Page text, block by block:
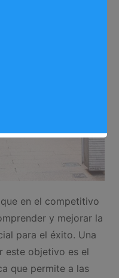
en el competitivo
y mejorar la
para el éxito. Una
este objetivo es el
que permite a las